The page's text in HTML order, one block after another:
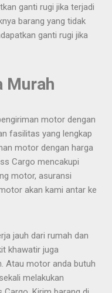
ganti rugi jika terjadi
barang yang tidak
ganti rugi jika
Murah
motor dengan
fasilitas yang lengkap
motor dengan harga
Cargo mencakupi
motor, asuransi
akan kami antar ke
jauh dari rumah dan
khawatir juga
Atau motor anda butuh
melakukan